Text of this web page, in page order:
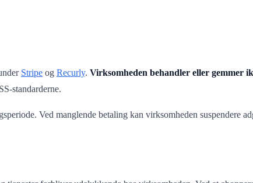
Stripe og Recurly. Virksomheden behandler eller gemmer
standarderne.
Ved manglende betaling kan virksomheden suspendere